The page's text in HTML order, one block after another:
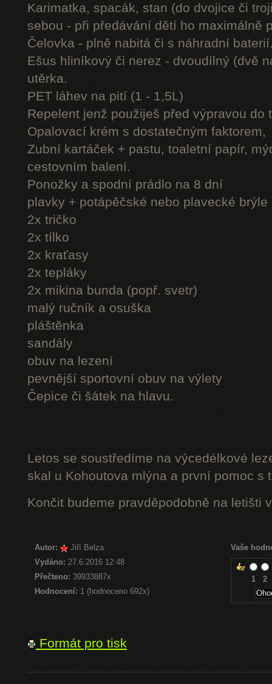
Karimatka, spacák, stan (do dvojice či
sebou - při předávání dětí ho maximálně
Čelovka - plně nabitá či s náhradní
Ešus hliníkový či nerez - dvoudílný (dvě
utěrka.
PET láhev na pití (1 - 1,5L)
Repelent jenž použiješ před výpravou do
Opalovací krém s dostatečným faktorem,
Zubní kartáček + pastu, toaletní papír,
cestovním balení.
Ponožky a spodní prádlo na 8 dní
plavky + potápěčské nebo plavecké brýle
2x tričko
2x tílko
2x kraťasy
2x tepláky
2x mikina bunda (popř. svetr)
malý ručník a osuška
pláštěnka
sandály
obuv na lezení
pevnější sportovní obuv na výlety
Čepice či šátek na hlavu.
Letos se soustředíme na výcedélkové
skal u Kohoutova mlýna a první pomoc s
Končit budeme pravděpodobně na letišti
Autor:
Jiří Belza
Vydáno: 27.6.2016 12:48
Přečteno:39933887x
Hodnocení: 1 (hodnoceno 692x)
Vaše
1 2
Formát pro tisk